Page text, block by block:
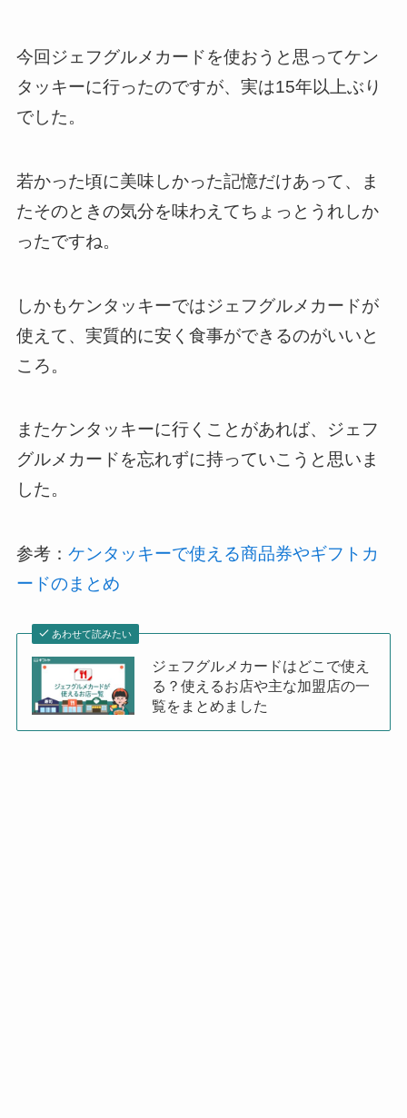
今回ジェフグルメカードを使おうと思ってケン
タッキーに行ったのですが、実は15年以上ぶり
でした。
若かった頃に美味しかった記憶だけあって、ま
たそのときの気分を味わえてちょっとうれしか
ったですね。
しかもケンタッキーではジェフグルメカードが
使えて、実質的に安く食事ができるのがいいと
ころ。
またケンタッキーに行くことがあれば、ジェフ
グルメカードを忘れずに持っていこうと思いま
した。
参考： ケンタッキーで使える商品券やギフトカ
ードのまとめ
あわせて読みたい
ジェフグルメカードはどこで使え
る？使えるお店や主な加盟店の一
覧をまとめました